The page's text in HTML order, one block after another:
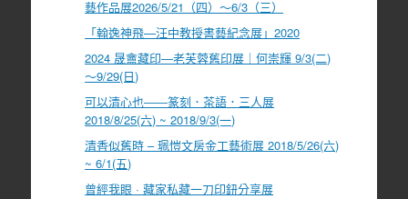
藝作品展2026/5/21（四）～6/3（三）
「翰逸神飛—汪中教授書藝紀念展」2020
2024 晟盦藏印—老芙蓉舊印展｜何崇輝 9/3(二)
～9/29(日)
可以清心也――篆刻．茶語．三人展
2018/8/25(六) ~ 2018/9/3(一)
清香似舊時 – 珮愷文房金工藝術展 2018/5/26(六)
~ 6/1(五)
曾經我眼 · 藏家私藏一刀印鈕分享展